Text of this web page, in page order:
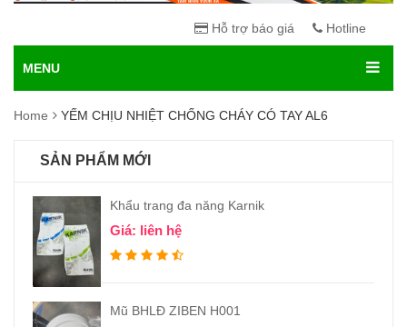
Hỗ trợ báo giá Hotline
MENU
Home YẾM CHỊU NHIỆT CHỐNG CHÁY CÓ TAY AL6
SẢN PHẨM MỚI
Khẩu trang đa năng Karnik
Giá: liên hệ
Mũ BHLĐ ZIBEN H001